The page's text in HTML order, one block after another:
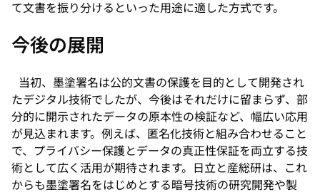
て文書を振り分けるといった用途に適した方式です。
今後の展開
当初、墨塗署名は公的文書の保護を目的として開発され
たデジタル技術でしたが、今後はそれだけに留まらず、部
分的に開示されたデータの原本性の検証など、幅広い応用
が見込まれます。例えば、匿名化技術と組み合わせること
で、プライバシー保護とデータの真正性保証を両立する技
術として広く活用が期待されます。日立と産総研は、これ
からも墨塗署名をはじめとする暗号技術の研究開発や製